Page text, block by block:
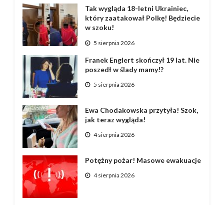
Tak wygląda 18-letni Ukrainiec,
który zaatakował Polkę! Będziecie
w szoku!
5 sierpnia 2026
Franek Englert skończył 19 lat. Nie
poszedł w ślady mamy!?
5 sierpnia 2026
Ewa Chodakowska przytyła! Szok,
jak teraz wygląda!
4 sierpnia 2026
Potężny pożar! Masowe ewakuacje
4 sierpnia 2026